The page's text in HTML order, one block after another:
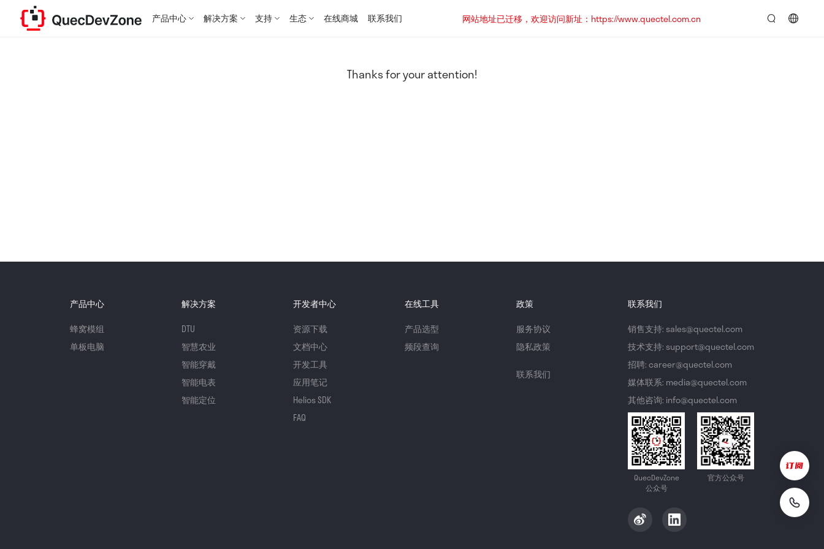
产品中心 解决方案 支持 生态 在线商城 联系我们
网站地址已迁移，欢迎访问新址：https://www.quectel.com.cn
Thanks for your attention!
产品中心
蜂窝模组
单板电脑
解决方案
DTU
智慧农业
智能穿戴
智能电表
智能定位
开发者中心
资源下载
文档中心
开发工具
应用笔记
Helios SDK
FAQ
在线工具
产品选型
频段查询
政策
服务协议
隐私政策
联系我们
联系我们
销售支持: sales@quectel.com
技术支持: support@quectel.com
招聘: career@quectel.com
媒体联系: media@quectel.com
其他咨询: info@quectel.com
QuecDevZone
公众号
官方公众号